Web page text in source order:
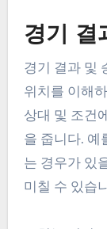
경기 결
경기 결과 및
위치를 이해
상대 및 조건
을 줍니다. 예
는 경우가 있
미칠 수 있습